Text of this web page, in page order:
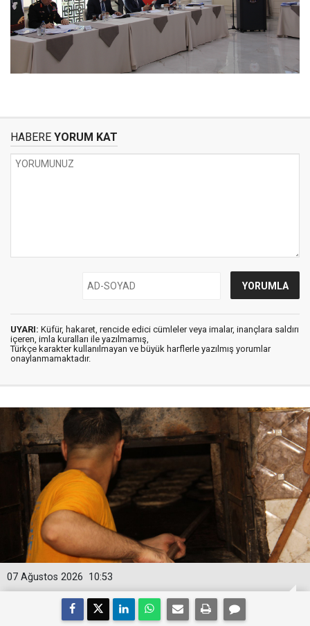
HABERE YORUM KAT
UYARI: Küfür, hakaret, rencide edici cümleler veya imalar, inançlara saldırı
içeren, imla kuralları ile yazılmamış,
Türkçe karakter kullanılmayan ve büyük harflerle yazılmış yorumlar
onaylanmamaktadır.
10:53
07 Ağustos 2026